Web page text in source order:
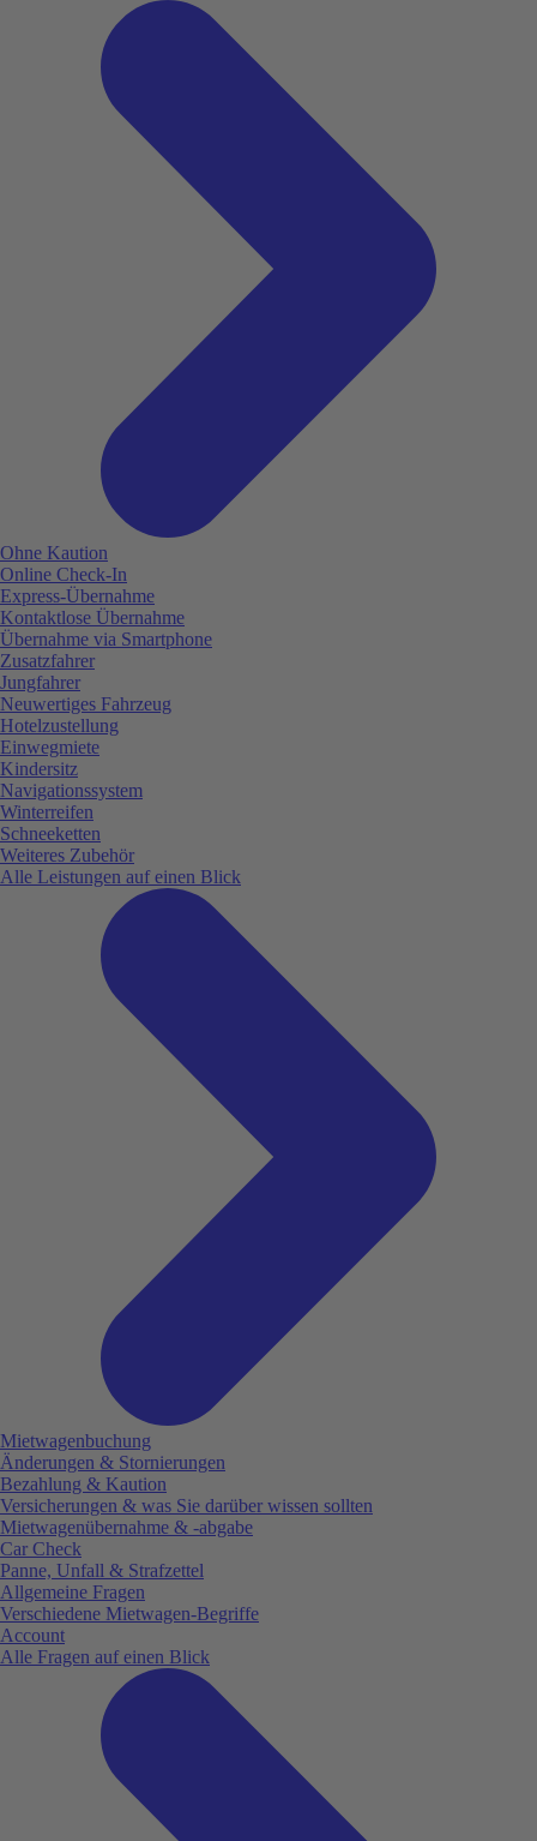
Ohne Kaution
Online Check-In
Express-Übernahme
Kontaktlose Übernahme
Übernahme via Smartphone
Zusatzfahrer
Jungfahrer
Neuwertiges Fahrzeug
Hotelzustellung
Einwegmiete
Kindersitz
Navigationssystem
Winterreifen
Schneeketten
Weiteres Zubehör
Alle Leistungen auf einen Blick
Mietwagenbuchung
Änderungen & Stornierungen
Bezahlung & Kaution
Versicherungen & was Sie darüber wissen sollten
Mietwagenübernahme & -abgabe
Car Check
Panne, Unfall & Strafzettel
Allgemeine Fragen
Verschiedene Mietwagen-Begriffe
Account
Alle Fragen auf einen Blick